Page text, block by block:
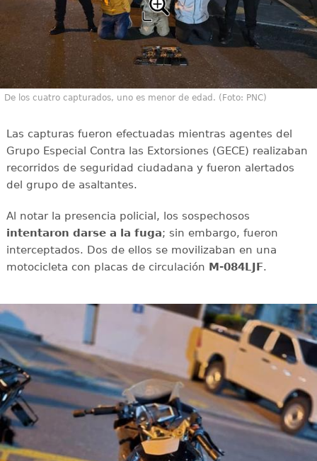
De los cuatro capturados, uno es menor de edad. (Foto: PNC)
Las capturas fueron efectuadas mientras agentes del
Grupo Especial Contra las Extorsiones (GECE) realizaban
recorridos de seguridad ciudadana y fueron alertados
del grupo de asaltantes.
Al notar la presencia policial, los sospechosos
intentaron darse a la fuga; sin embargo, fueron
interceptados. Dos de ellos se movilizaban en una
motocicleta con placas de circulación M-084LJF.